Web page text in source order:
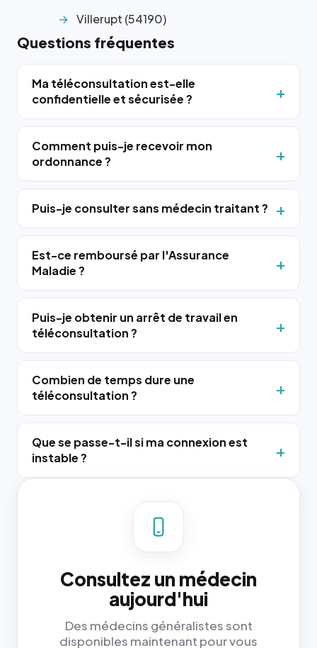
Villerupt (54190)
Questions fréquentes
Ma téléconsultation est-elle
confidentielle et sécurisée ?
Comment puis-je recevoir mon
ordonnance ?
Puis-je consulter sans médecin traitant ?
Est-ce remboursé par l'Assurance
Maladie ?
Puis-je obtenir un arrêt de travail en
téléconsultation ?
Combien de temps dure une
téléconsultation ?
Que se passe-t-il si ma connexion est
instable ?
Consultez un médecin
aujourd'hui
Des médecins généralistes sont
disponibles maintenant pour vous